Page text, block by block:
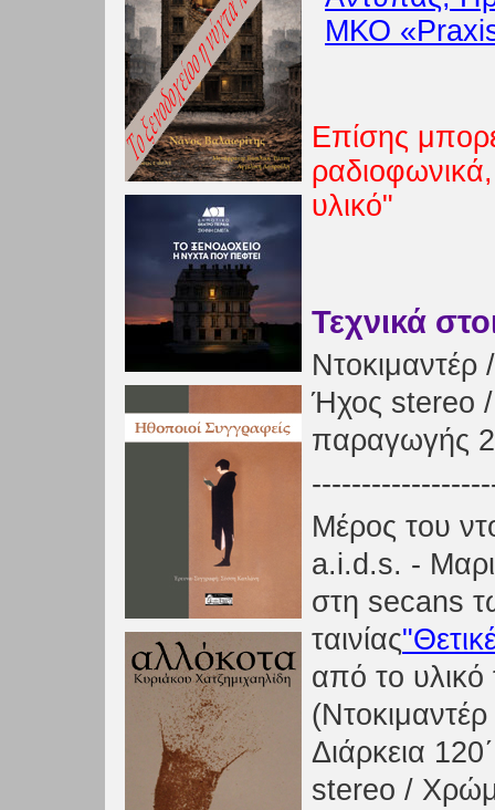
ΜΚΟ
Επίσης
υλικό"
Τεχνικά
Ήχος stereo
παραγωγής
Μέρος του
a.i.d.s. -
στη secans
ταινίας
από το υλικό
Διάρκεια
stereo /